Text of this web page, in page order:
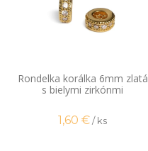
Rondelka korálka 6mm zlatá
s bielymi zirkónmi
1,60 €/ ks